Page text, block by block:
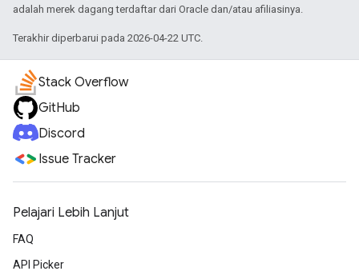
adalah merek dagang terdaftar dari Oracle dan/atau afiliasinya.
Terakhir diperbarui pada 2026-04-22 UTC.
Stack Overflow
GitHub
Discord
Issue Tracker
Pelajari Lebih Lanjut
FAQ
API Picker